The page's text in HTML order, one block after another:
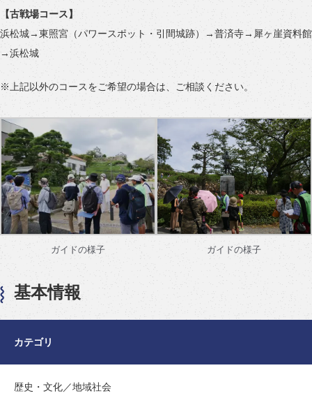
【古戦場コース】
浜松城→東照宮（パワースポット・引間城跡）→普済寺→犀ヶ崖資料館
→浜松城
※上記以外のコースをご希望の場合は、ご相談ください。
ガイドの様子 ガイドの様子
基本情報
カテゴリ
歴史・文化 地域社会